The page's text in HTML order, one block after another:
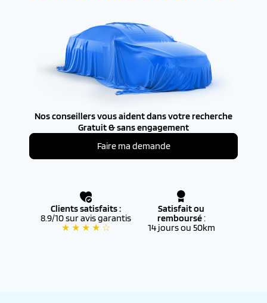
Nos conseillers vous aident dans votre recherche
Gratuit & sans engagement
Faire ma demande
Clients satisfaits :
8.9/10 sur avis garantis
★ ★ ★ ★ ☆
Satisfait ou
remboursé:
14 jours ou 50km